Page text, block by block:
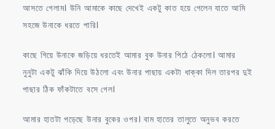
আসতে গেলাম। উনি আমাকে কাছে দেখেই একটু কাত হয়ে গেলেন যাতে আমি
সহজে উনাকে ধরতে পারি।
কাছে গিয়ে উনাকে জড়িয়ে ধরতেই আমার বুক উনার পিঠে ঠেকলো। আমার
নুনুটা একটু ঝাঁকি দিয়ে উঠলো এবং উনার পাছায় একটা ধাক্কা দিল তারপর দুই
পাছার ঠিক ফাঁকটাতে বসে গেল।
আমার হাতটা পড়েছে উনার বুকের ওপর। বাম হাতের তালুতে অনুভব করতে